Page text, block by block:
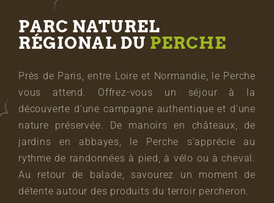
PARC NATUREL
RÉGIONAL DU PERCHE
Près de Paris, entre Loire et Normandie, le Perche
vous attend. Offrez-vous un séjour à la
découverte d’une campagne authentique et d’une
nature préservée. De manoirs en châteaux, de
jardins en abbayes, le Perche s’apprécie au
rythme de randonnées à pied, à vélo ou à cheval.
Au retour de balade, savourez un moment de
détente autour des produits du terroir percheron.